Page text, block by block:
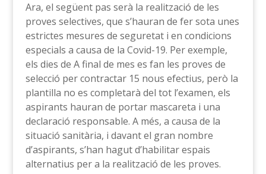
Ara, el següent pas serà la realització de les
proves selectives, que s’hauran de fer sota unes
estrictes mesures de seguretat i en condicions
especials a causa de la Covid-19. Per exemple,
els dies de A final de mes es fan les proves de
selecció per contractar 15 nous efectius, però la
plantilla no es completarà del tot l’examen, els
aspirants hauran de portar mascareta i una
declaració responsable. A més, a causa de la
situació sanitària, i davant el gran nombre
d’aspirants, s’han hagut d’habilitar espais
alternatius per a la realització de les proves.